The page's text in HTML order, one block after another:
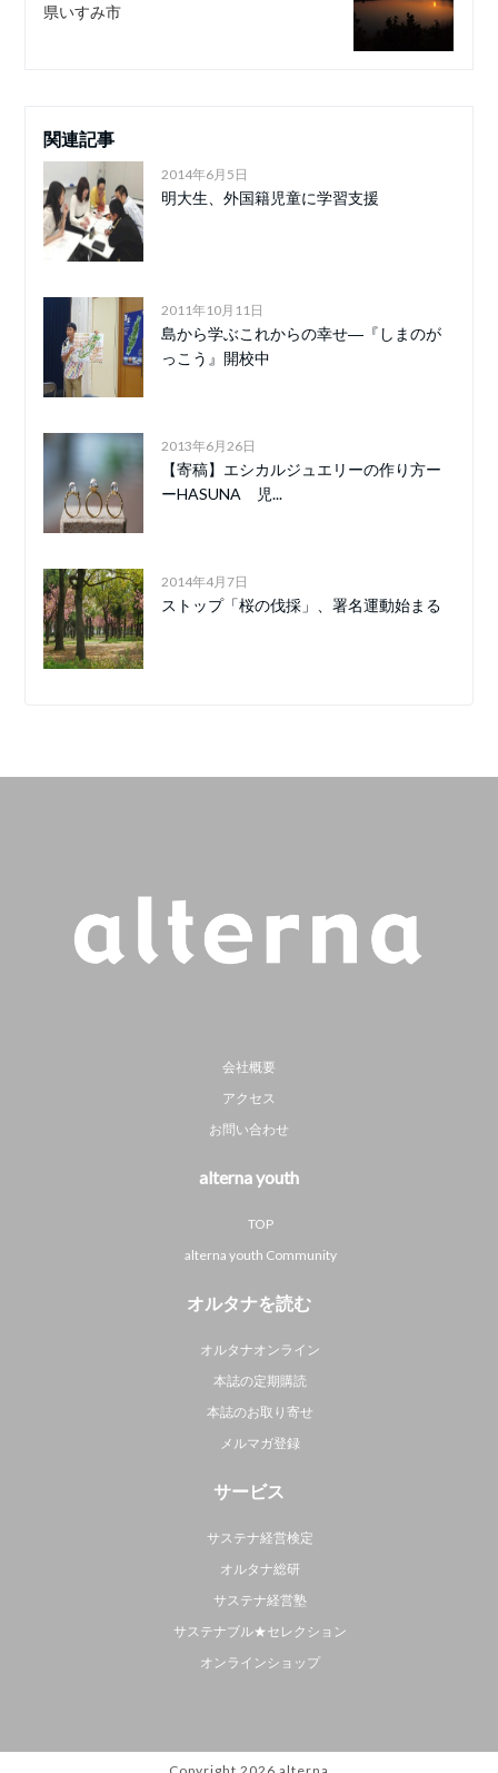
県いすみ市
関連記事
2014年6月5日
明大生、外国籍児童に学習支援
2011年10月11日
島から学ぶこれからの幸せ―『しまのが
っこう』開校中
2013年6月26日
【寄稿】エシカルジュエリーの作り方ー
ーHASUNA 児...
2014年4月7日
ストップ「桜の伐採」、署名運動始まる
会社概要
アクセス
お問い合わせ
alterna youth
TOP
alterna youth Community
オルタナを読む
オルタナオンライン
本誌の定期購読
本誌のお取り寄せ
メルマガ登録
サービス
サステナ経営検定
オルタナ総研
サステナ経営塾
サステナブル★セレクション
オンラインショップ